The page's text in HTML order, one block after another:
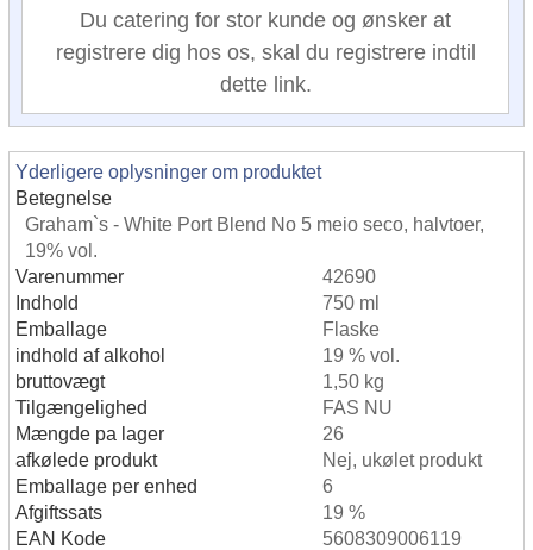
Du catering for stor kunde og ønsker at
registrere dig hos os, skal du registrere indtil
dette link.
Yderligere oplysninger om produktet
Betegnelse
Graham`s - White Port Blend No 5 meio seco, halvtoer,
19% vol.
Varenummer
42690
Indhold
750 ml
Emballage
Flaske
indhold af alkohol
19 % vol.
bruttovægt
1,50 kg
Tilgængelighed
FAS NU
Mængde pa lager
26
afkølede produkt
Nej, ukølet produkt
Emballage per enhed
6
Afgiftssats
19 %
EAN Kode
5608309006119